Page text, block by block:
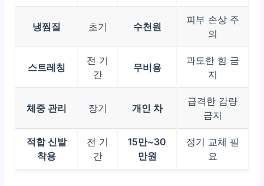
냉찜질 초기 수천원
피부 손상 주
의
스트레칭
전 기
간
무비용
과도한 힘 금
지
체중 관리 장기 개인 차
급격한 감량
금지
적합 신발
착용
전 기
간
15만~30
만원
정기 교체 필
요